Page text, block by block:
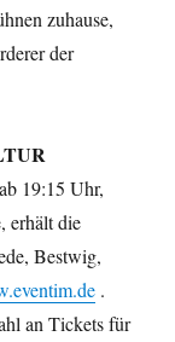
zuhause,
der
19:15 Uhr,
erhält die
Bestwig,
.
an Tickets für